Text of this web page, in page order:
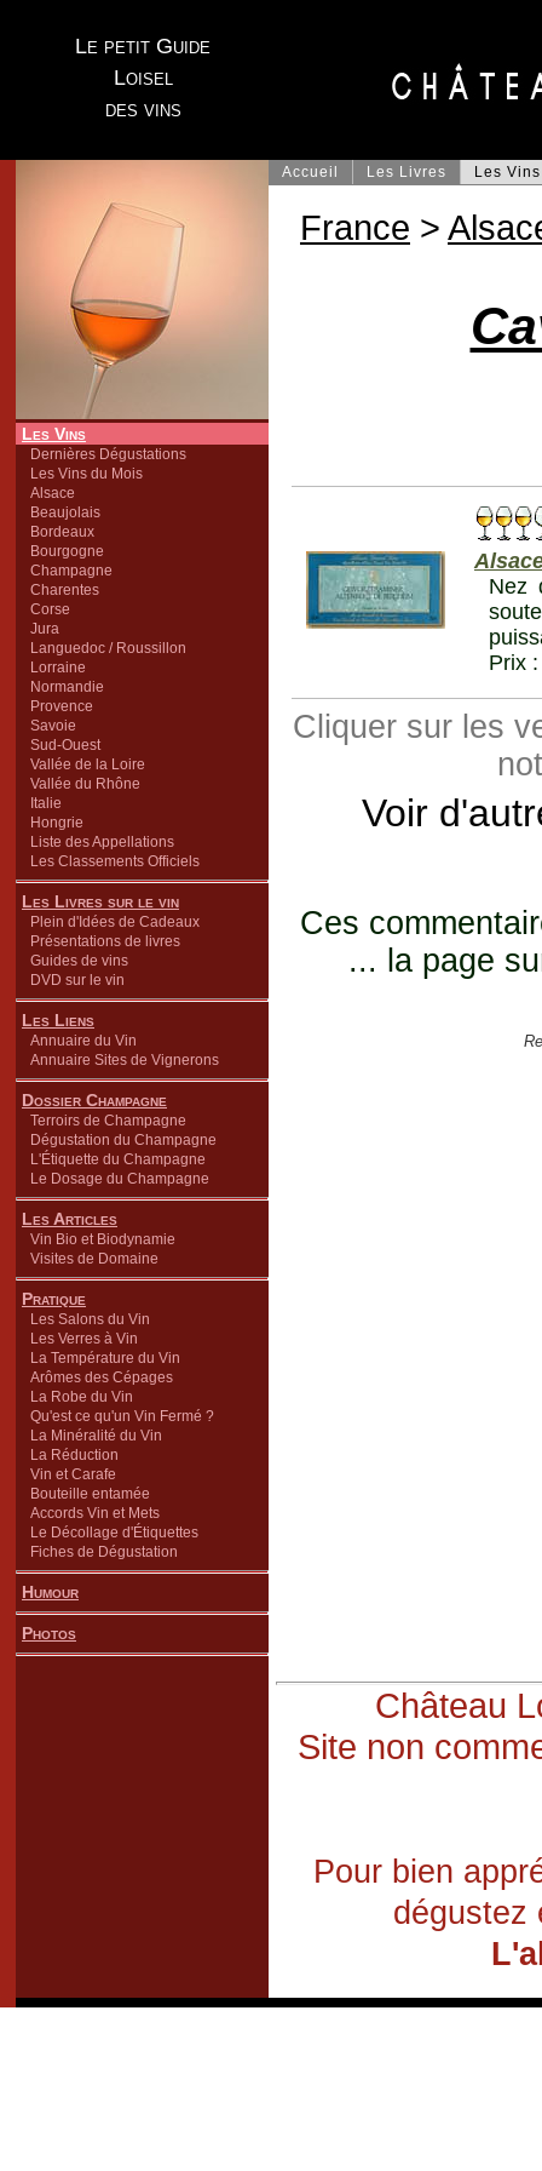
Le petit Guide
Loisel
des vins
Les Vins
Dernières Dégustations
Les Vins du Mois
Alsace
Beaujolais
Bordeaux
Bourgogne
Champagne
Charentes
Corse
Jura
Languedoc / Roussillon
Lorraine
Normandie
Provence
Savoie
Sud-Ouest
Vallée de la Loire
Vallée du Rhône
Italie
Hongrie
Liste des Appellations
Les Classements Officiels
Les Livres sur le vin
Plein d'Idées de Cadeaux
Présentations de livres
Guides de vins
DVD sur le vin
Les Liens
Annuaire du Vin
Annuaire Sites de Vignerons
Dossier Champagne
Terroirs de Champagne
Dégustation du Champagne
L'Étiquette du Champagne
Le Dosage du Champagne
Les Articles
Vin Bio et Biodynamie
Visites de Domaine
Pratique
Les Salons du Vin
Les Verres à Vin
La Température du Vin
Arômes des Cépages
La Robe du Vin
Qu'est ce qu'un Vin Fermé ?
La Minéralité du Vin
La Réduction
Vin et Carafe
Bouteille entamée
Accords Vin et Mets
Le Décollage d'Étiquettes
Fiches de Dégustation
Humour
Photos
Accueil Les Livres Les Vins
France >
Nez
Prix
Cliquer sur les
Voir
Ces
... la page
Château
Site non
Pour bien
dégustez